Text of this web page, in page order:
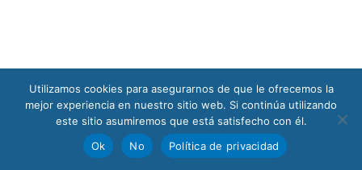
Utilizamos cookies para asegurarnos de que le ofrecemos la
mejor experiencia en nuestro sitio web. Si continúa utilizando
este sitio asumiremos que está satisfecho con él.
Ok
No Política de privacidad